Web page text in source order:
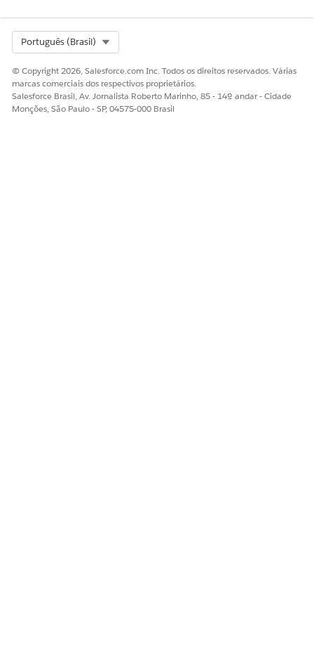
Português (Brasil)
© Copyright 2026, Salesforce.com Inc. Todos os direitos reservados. Várias
marcas comerciais dos respectivos proprietários.
Salesforce Brasil, Av. Jornalista Roberto Marinho, 85 - 14º andar - Cidade
Monções, São Paulo - SP, 04575-000 Brasil